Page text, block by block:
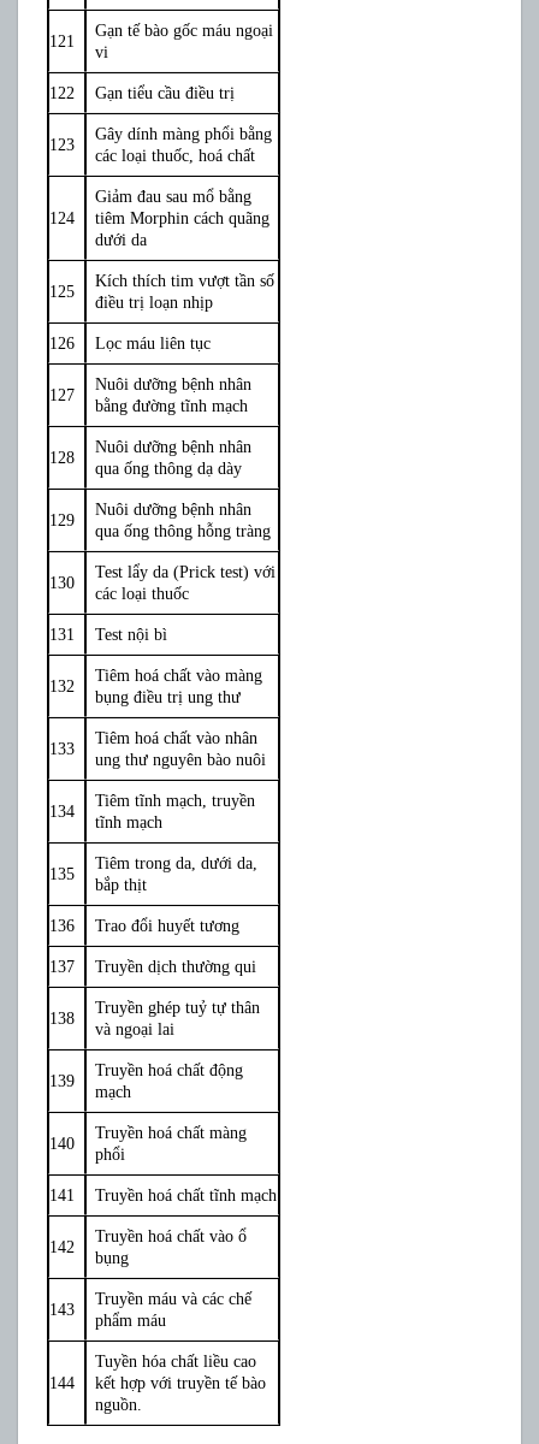
121
Gạn tế bào gốc máu ngoại
vi
122 Gạn tiểu cầu điều trị
123
Gây dính màng phổi bằng
các loại thuốc, hoá chất
124
Giảm đau sau mổ bằng
tiêm Morphin cách quãng
dưới da
125
Kích thích tim vượt tần số
điều trị loạn nhịp
126 Lọc máu liên tục
127
Nuôi dưỡng bệnh nhân
bằng đường tĩnh mạch
128
Nuôi dưỡng bệnh nhân
qua ống thông dạ dày
129
Nuôi dưỡng bệnh nhân
qua ống thông hỗng tràng
130
Test lẩy da (Prick test) với
các loại thuốc
131 Test nội bì
132
Tiêm hoá chất vào màng
bụng điều trị ung thư
133
Tiêm hoá chất vào nhân
ung thư nguyên bào nuôi
134
Tiêm tĩnh mạch, truyền
tĩnh mạch
135
Tiêm trong da, dưới da,
bắp thịt
136 Trao đổi huyết tương
137 Truyền dịch thường qui
138
Truyền ghép tuỷ tự thân
và ngoại lai
139
Truyền hoá chất động
mạch
140
Truyền hoá chất màng
phổi
141 Truyền hoá chất tĩnh mạch
142
Truyền hoá chất vào ổ
bụng
143
Truyền máu và các chế
phẩm máu
144
Tuyền hóa chất liều cao
kết hợp với truyền tế bào
nguồn.